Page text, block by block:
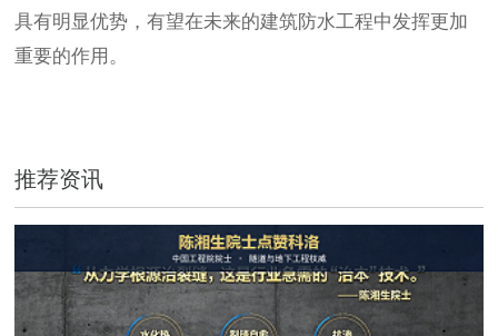
具有明显优势，有望在未来的建筑防水工程中发挥更加
重要的作用。
推荐资讯